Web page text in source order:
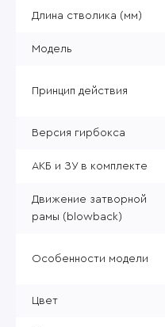
Длина стволика (мм)
Модель
Принцип действия
Версия гирбокса
АКБ и ЗУ в комплекте
Движение затворной
рамы (blowback)
Особенности модели
Цвет